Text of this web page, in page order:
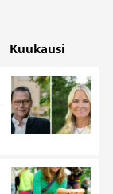
Kuukausi